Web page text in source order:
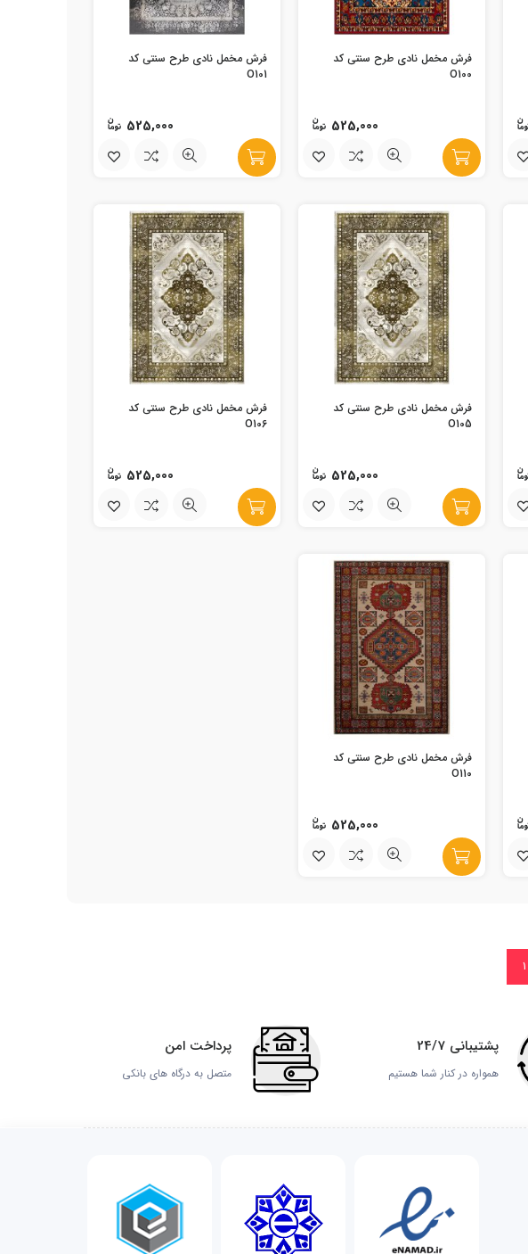
فرش مخمل نادی طرح سنتی کد
O100
525,000
فرش مخمل نادی طرح سنتی کد
O101
525,000
فرش مخمل نادی طرح سنتی کد
O105
525,000
فرش مخمل نادی طرح سنتی کد
O106
525,000
فرش مخمل نادی طرح سنتی کد
O110
525,000
1
پشتیبانی 24/7
همواره در کنار شما هستیم
پرداخت امن
متصل به درگاه های بانکی